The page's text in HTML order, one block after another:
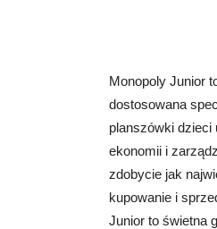
Monopoly Junior
dostosowana
planszówki
ekonomii i
zdobycie jak
kupowanie i
Junior to świetna